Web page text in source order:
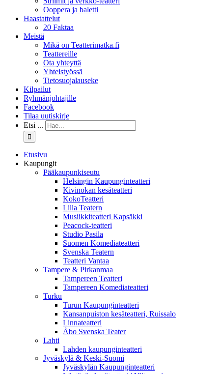
Ooppera ja baletti
Haastattelut
20 Faktaa
Meistä
Mikä on Teatterimatka.fi
Teattereille
Ota yhteyttä
Yhteistyössä
Tietosuojalauseke
Kilpailut
Ryhmänjohtajille
Facebook
Tilaa uutiskirje
Etsi ...
Etusivu
Kaupungit
Pääkaupunkiseutu
Helsingin Kaupunginteatteri
Kivinokan kesäteatteri
KokoTeatteri
Lilla Teatern
Musiikkiteatteri Kapsäkki
Peacock-teatteri
Studio Pasila
Suomen Komediateatteri
Svenska Teatern
Teatteri Vantaa
Tampere & Pirkanmaa
Tampereen Teatteri
Tampereen Komediateatteri
Turku
Turun Kaupunginteatteri
Kansanpuiston kesäteatteri, Ruissalo
Linnateatteri
Åbo Svenska Teater
Lahti
Lahden kaupunginteatteri
Jyväskylä & Keski-Suomi
Jyväskylän Kaupunginteatteri